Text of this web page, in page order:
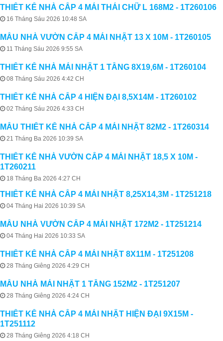
THIẾT KẾ NHÀ CẤP 4 MÁI THÁI CHỮ L 168M2 - 1T260106
16 Tháng Sáu 2026 10:48 SA
MẪU NHÀ VƯỜN CẤP 4 MÁI NHẬT 13 X 10M - 1T260105
11 Tháng Sáu 2026 9:55 SA
THIẾT KẾ NHÀ MÁI NHẬT 1 TẦNG 8X19,6M - 1T260104
08 Tháng Sáu 2026 4:42 CH
THIẾT KẾ NHÀ CẤP 4 HIỆN ĐẠI 8,5X14M - 1T260102
02 Tháng Sáu 2026 4:33 CH
MẪU THIẾT KẾ NHÀ CẤP 4 MÁI NHẬT 82M2 - 1T260314
21 Tháng Ba 2026 10:39 SA
THIẾT KẾ NHÀ VƯỜN CẤP 4 MÁI NHẬT 18,5 X 10M -
1T260211
18 Tháng Ba 2026 4:27 CH
THIẾT KẾ NHÀ CẤP 4 MÁI NHẬT 8,25X14,3M - 1T251218
04 Tháng Hai 2026 10:39 SA
MẪU NHÀ VƯỜN CẤP 4 MÁI NHẬT 172M2 - 1T251214
04 Tháng Hai 2026 10:33 SA
THIẾT KẾ NHÀ CẤP 4 MÁI NHẬT 8X11M - 1T251208
28 Tháng Giêng 2026 4:29 CH
MẪU NHÀ MÁI NHẬT 1 TẦNG 152M2 - 1T251207
28 Tháng Giêng 2026 4:24 CH
THIẾT KẾ NHÀ CẤP 4 MÁI NHẬT HIỆN ĐẠI 9X15M -
1T251112
28 Tháng Giêng 2026 4:18 CH